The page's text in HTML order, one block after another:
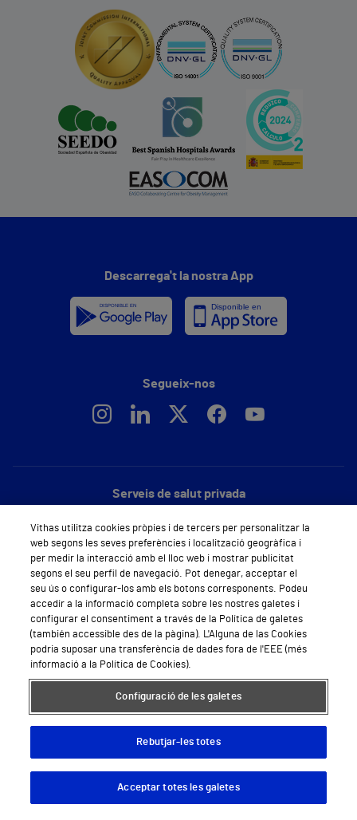
Serveis de salut privada
Especialitats
Àrea privada
Empreses
Hospital Vithas Lleida
Hospital Vithas Barcelona
Descarrega't la nostra App
Segueix-nos
Descargar App
Vithas utilitza cookies pròpies i de tercers per personalitzar la
web segons les seves preferències i localització geogràfica i
per medir la interacció amb el lloc web i mostrar publicitat
segons el seu perfil de navegació. Pot denegar, acceptar el
seu ús o configurar-los amb els botons corresponents. Podeu
accedir a la informació completa sobre les nostres galetes i
configurar el consentiment a través de la Política de galetes
(también accessible des de la pàgina). L'Alguna de las Cookies
podria suposar una transferència de dades fora de l'EEE (més
informació a la Política de Cookies).
Configuració de les galetes
Rebutjar-les totes
Acceptar totes les galetes